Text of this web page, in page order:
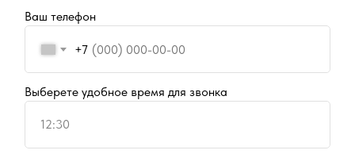
Ваш телефон
+7
Выберете удобное время для звонка
12:30